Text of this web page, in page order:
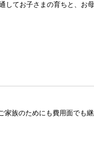
してお子さまの育ちと、お
家族のためにも費用面でも